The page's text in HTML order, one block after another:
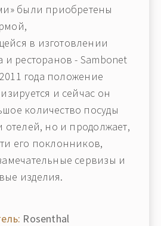
были приобретены
в изготовлении
и ресторанов - Sambonet
года положение
и сейчас он
количество посуды
отелей, но и продолжает,
его поклонников,
сервизы и
изделия.
Rosenthal